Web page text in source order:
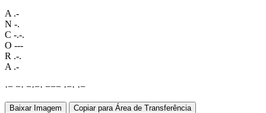
A .-
N -.
C -.-.
O ---
R .-.
A .-
·− −· −·−· −−− ·−· ·−
Baixar Imagem Copiar para Área de Transferência